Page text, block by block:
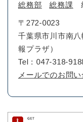
総務部 総務課
〒272-0023
千葉県市川市南
報プラザ）
Tel：047-318-
メールでのお問